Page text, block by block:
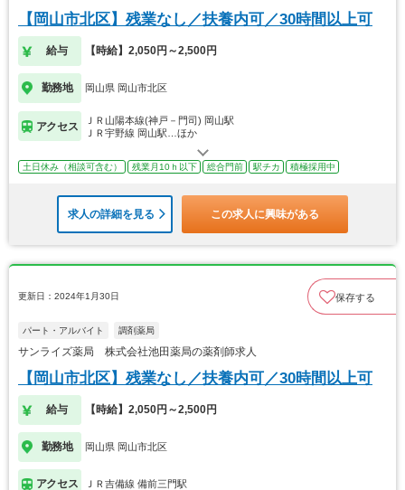
【岡山市北区】残業なし／扶養内可／30時間以上可
給与 【時給】2,050円～2,500円
勤務地 岡山県 岡山市北区
アクセス
ＪＲ山陽本線(神戸－門司) 岡山駅
ＪＲ宇野線 岡山駅…ほか
土日休み（相談可含む） 残業月10ｈ以下 総合門前 駅チカ 積極採用中
求人の詳細を見る この求人に興味がある
更新日：2024年1月30日 保存する
パート・アルバイト 調剤薬局
サンライズ薬局 株式会社池田薬局の薬剤師求人
【岡山市北区】残業なし／扶養内可／30時間以上可
給与 【時給】2,050円～2,500円
勤務地 岡山県 岡山市北区
アクセス ＪＲ吉備線 備前三門駅